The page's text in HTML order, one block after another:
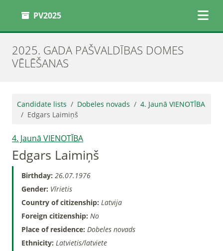
PV2025
2025. GADA PAŠVALDĪBAS DOMES
VĒLĒŠANAS
Candidate lists Dobeles novads
4. Jaunā VIENOTĪBA
Edgars Laimiņš
4. Jaunā VIENOTĪBA
Edgars Laimiņš
Birthday: 26.07.1976
Gender: Vīrietis
Country of citizenship: Latvija
Foreign citizenship: No
Place of residence: Dobeles novads
Ethnicity: Latvietis/latviete